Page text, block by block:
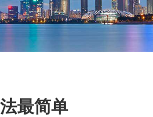
最简单